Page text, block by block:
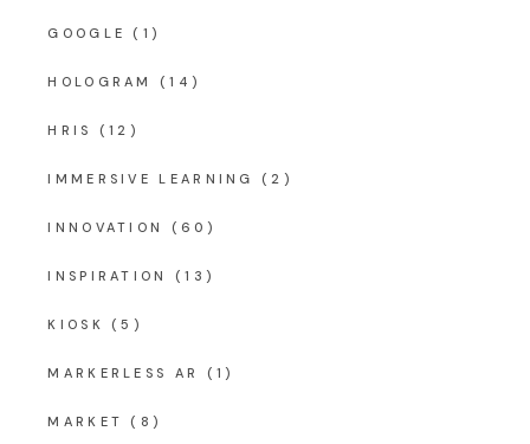
GOOGLE (1)
HOLOGRAM (14)
HRIS (12)
IMMERSIVE LEARNING (2)
INNOVATION (60)
INSPIRATION (13)
KIOSK (5)
MARKERLESS AR (1)
MARKET (8)